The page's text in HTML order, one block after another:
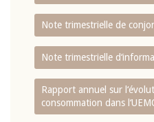
Note trimestrielle de
Note trimestrielle
Rapport annuel sur
consommation dans